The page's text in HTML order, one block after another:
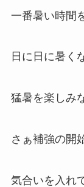
一番暑い時間
日に日に暑く
猛暑を楽しみ
さぁ補強の開
気合いを入れ